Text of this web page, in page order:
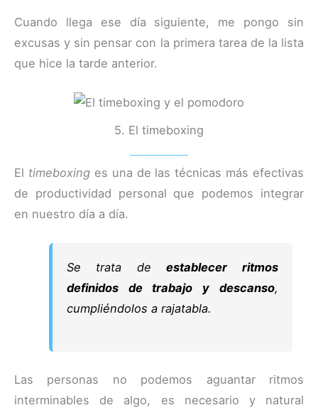
Cuando llega ese día siguiente, me pongo sin
excusas y sin pensar con la primera tarea de la lista
que hice la tarde anterior.
5. El timeboxing
El timeboxinges una de las técnicas más efectivas
de productividad personal que podemos integrar
en nuestro día a día.
Se trata deestablecer ritmos
definidos de trabajo y descanso,
cumpliéndolos a rajatabla.
Las personas no podemos aguantar ritmos
interminables de algo, es necesario y natural